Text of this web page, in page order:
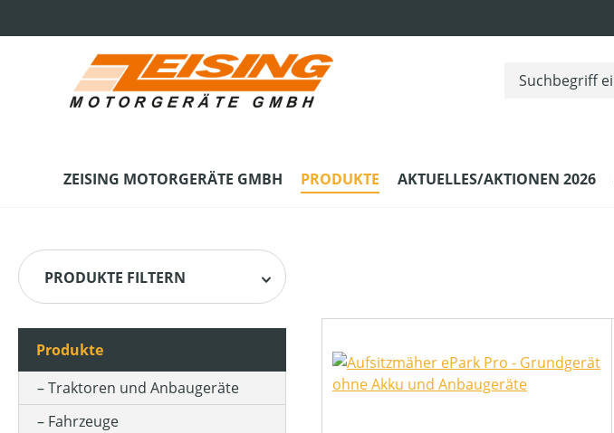
ZEISING MOTORGERÄTE GMBH PRODUKTE AKTUELLES/AKTIONEN 2026
PRODUKTE FILTERN
HERSTELLER
AKKUKAPAZITÄT (IN AH)
Produkte
Traktoren und Anbaugeräte
Fahrzeuge